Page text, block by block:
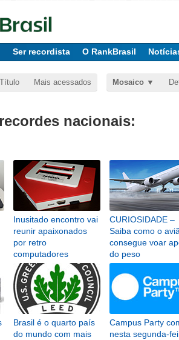
Ser recordista O RankBrasil
Título Mais acessados Mosaico
nacionais:
Inusitado encontro vai
reunir apaixonados
por retro
computadores
6.249 Acessos
CURIOSIDADE –
Saiba como o
consegue voar
do peso
7.142 Acessos
Brasil é o quarto país
do mundo com mais
Campus Party
nesta segunda-